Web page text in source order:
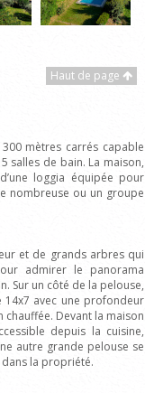
Haut de page
mètres carrés capable
salles de bain. La maison,
loggia équipée pour
nombreuse ou un groupe
et de grands arbres qui
admirer le panorama
Sur un côté de la pelouse,
avec une profondeur
chauffée. Devant la maison
depuis la cuisine,
autre grande pelouse se
la propriété.